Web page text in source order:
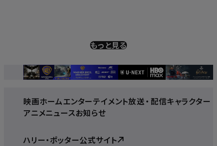
もっと見る
映画ホームエンターテイメント放送・ 配信キャラクター
アニメニュースお知らせ
ハリー・ポッター公式サイト